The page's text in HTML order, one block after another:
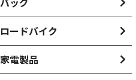
ロードバイク
家電製品